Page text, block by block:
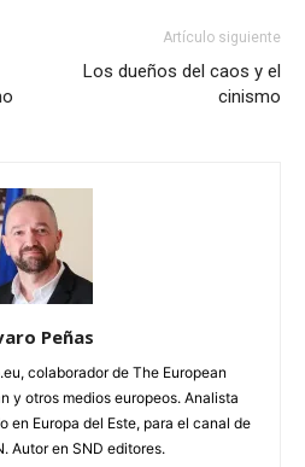
Artículo siguiente
Los dueños del caos y el
cinismo
Peñas
colaborador de The European
y otros medios europeos. Analista
en Europa del Este, para el canal de
Autor en SND editores.